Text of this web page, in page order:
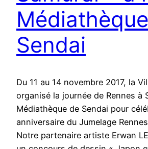
Sendai
Du 11 au 14 novembre 2017, la
organisé la journée de Rennes à
Médiathèque de Sendai pour
anniversaire du Jumelage
Notre partenaire artiste Erwan